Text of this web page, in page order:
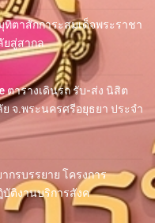
ตาสักการะสมเด็จพระราชา
ยสู่สากล
ตารางเดินรถ รับ-ส่ง นิสิต
จ.พระนครศรีอยุธยา ประจำ
กรบรรยาย โครงการ
ติงานบริการสังค